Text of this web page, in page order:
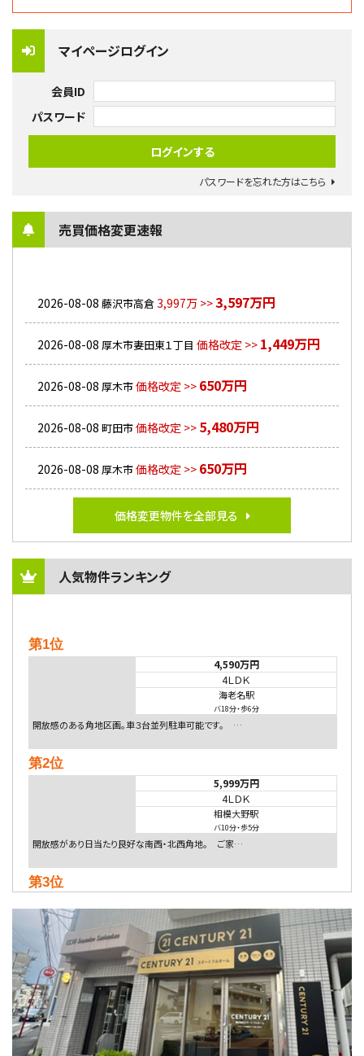
マイページログイン
会員ID
パスワード
パスワードを忘れた方はこちら
売買価格変更速報
2026-08-08 藤沢市高倉3,997万 >>3,597万円
2026-08-08 厚木市妻田東１丁目 価格改定 >> 1,449万円
2026-08-08 厚木市価格改定 >> 650万円
2026-08-08 町田市価格改定 >> 5,480万円
2026-08-08 厚木市価格改定 >> 650万円
価格変更物件を全部見る
人気物件ランキング
第1位
4,590万円
4ＬＤＫ
海老名駅
バ18分・歩6分
開放感のある角地区画。車３台並列駐車可能です。 …
第2位
5,999万円
4ＬＤＫ
相模大野駅
バ10分・歩5分
開放感があり日当たり良好な南西・北西角地。 ご家…
第3位
4ＬＤＫ
相模大野駅
バ9分・歩4分
２０１５年６月築、積水ハウス施工住宅です。 南東…
第4位
4,080万円
4ＬＤＫ
淵野辺駅